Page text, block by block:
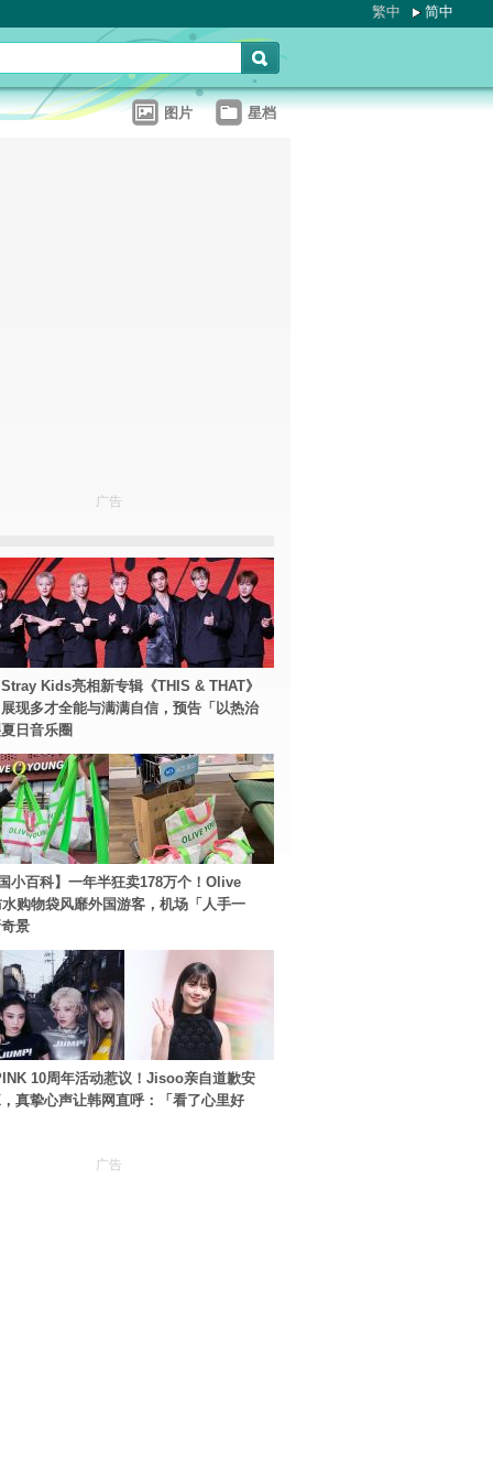
繁中 简中
图片 星档
广告
Kids亮相新专辑《THIS & THAT》
现多才全能与满满自信，预告「以热治
日音乐圈
小百科】一年半狂卖178万个！Olive
购物袋风靡外国游客，机场「人手一
景
10周年活动惹议！Jisoo亲自道歉安
真挚心声让韩网直呼：「看了心里好
广告